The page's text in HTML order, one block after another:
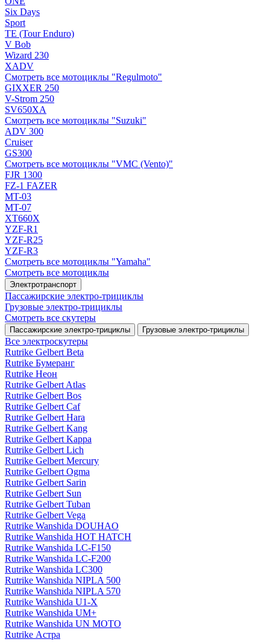
Six Days
Sport
TE (Tour Enduro)
V Bob
Wizard 230
XADV
Смотреть все мотоциклы "Regulmoto"
GIXXER 250
V-Strom 250
SV650XA
Смотреть все мотоциклы "Suzuki"
ADV 300
Cruiser
GS300
Смотреть все мотоциклы "VMC (Vento)"
FJR 1300
FZ-1 FAZER
MT-03
MT-07
XT660X
YZF-R1
YZF-R25
YZF-R3
Смотреть все мотоциклы "Yamaha"
Смотреть все мотоциклы
Электротранспорт
Пассажирские электро‑трициклы
Грузовые электро‑трициклы
Смотреть все скутеры
Пассажирские электро‑трициклы Грузовые электро‑трициклы
Все электро­скутеры
Rutrike Gelbert Beta
Rutrike Бумеранг
Rutrike Неон
Rutrike Gelbert Atlas
Rutrike Gelbert Bos
Rutrike Gelbert Caf
Rutrike Gelbert Hara
Rutrike Gelbert Kang
Rutrike Gelbert Kappa
Rutrike Gelbert Lich
Rutrike Gelbert Mercury
Rutrike Gelbert Ogma
Rutrike Gelbert Sarin
Rutrike Gelbert Sun
Rutrike Gelbert Tuban
Rutrike Gelbert Vega
Rutrike Wanshida DOUHAO
Rutrike Wanshida HOT HATCH
Rutrike Wanshida LC-F150
Rutrike Wanshida LC-F200
Rutrike Wanshida LC300
Rutrike Wanshida NIPLA 500
Rutrike Wanshida NIPLA 570
Rutrike Wanshida U1-X
Rutrike Wanshida UM+
Rutrike Wanshida UN MOTO
Rutrike Астра